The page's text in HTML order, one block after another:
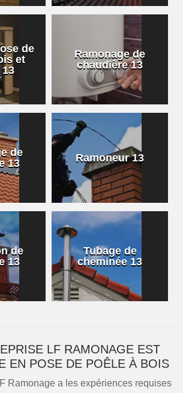
de
et
Ramonage de
chaudière 13
de
13
Ramoneur 13
de
13
Tubage de
cheminée 13
LF RAMONAGE EST
EN POSE DE POÊLE À BOIS
Ramonage a les expériences requises